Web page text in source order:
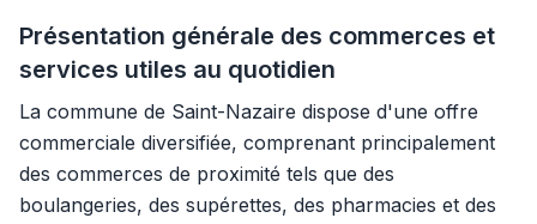
Présentation générale des commerces et
services utiles au quotidien
La commune de Saint-Nazaire dispose d'une offre
commerciale diversifiée, comprenant principalement
des commerces de proximité tels que des
boulangeries, des supérettes, des pharmacies et des